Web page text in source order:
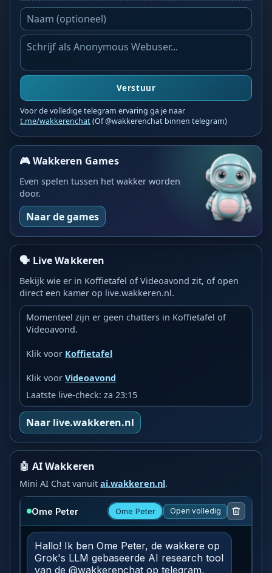
Verstuur
Voor de volledige telegram ervaring ga je naar
t.me/wakkerenchat(Of @wakkerenchat binnen telegram)
🎮 Wakkeren Games
Even spelen tussen het wakker worden
door.
Naar de games
🗣️ Live Wakkeren
Bekijk wie er in Koffietafel of Videoavond zit, of open
direct een kamer op live.wakkeren.nl.
Momenteel zijn er geen chatters in Koffietafel of
Videoavond.
Klik voor Koffietafel
Klik voorVideoavond
Laatste live-check: za 23:15
Naar live.wakkeren.nl
🤖 AI Wakkeren
Mini AI Chat vanuitai.wakkeren.nl.